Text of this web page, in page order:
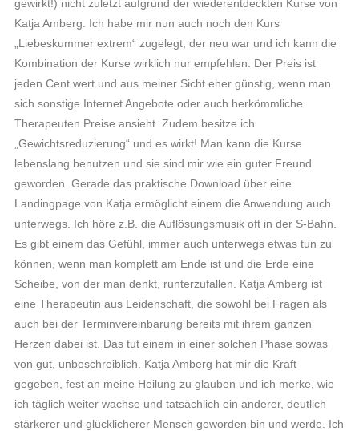
gewirkt!) nicht zuletzt aufgrund der wiederentdeckten Kurse von
Katja Amberg. Ich habe mir nun auch noch den Kurs
„Liebeskummer extrem“ zugelegt, der neu war und ich kann die
Kombination der Kurse wirklich nur empfehlen. Der Preis ist
jeden Cent wert und aus meiner Sicht eher günstig, wenn man
sich sonstige Internet Angebote oder auch herkömmliche
Therapeuten Preise ansieht. Zudem besitze ich
„Gewichtsreduzierung“ und es wirkt! Man kann die Kurse
lebenslang benutzen und sie sind mir wie ein guter Freund
geworden. Gerade das praktische Download über eine
Landingpage von Katja ermöglicht einem die Anwendung auch
unterwegs. Ich höre z.B. die Auflösungsmusik oft in der S-Bahn.
Es gibt einem das Gefühl, immer auch unterwegs etwas tun zu
können, wenn man komplett am Ende ist und die Erde eine
Scheibe, von der man denkt, runterzufallen. Katja Amberg ist
eine Therapeutin aus Leidenschaft, die sowohl bei Fragen als
auch bei der Terminvereinbarung bereits mit ihrem ganzen
Herzen dabei ist. Das tut einem in einer solchen Phase sowas
von gut, unbeschreiblich. Katja Amberg hat mir die Kraft
gegeben, fest an meine Heilung zu glauben und ich merke, wie
ich täglich weiter wachse und tatsächlich ein anderer, deutlich
stärkerer und glücklicherer Mensch geworden bin und werde. Ich